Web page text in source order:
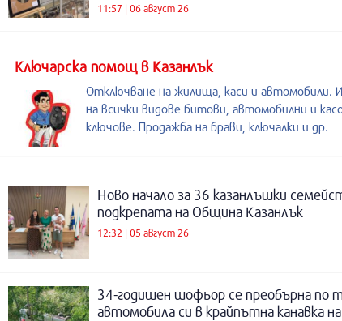
11:57 | 06 август 26
Kлючарска помощ в Казанлък
Отключване на жилища, каси и автомобили.
на всички видове битови, автомобилни и
ключове. Продажба на брави, ключалки и др.
Ново начало за 36 казанлъшки
подкрепата на Община Казанлък
12:32 | 05 август 26
34-годишен шофьор се преобърна по
автомобила си в крайпътна канавка